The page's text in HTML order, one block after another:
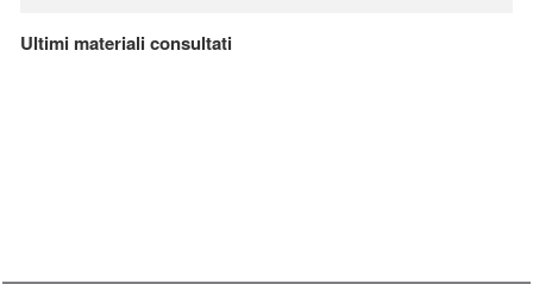
Ultimi materiali consultati